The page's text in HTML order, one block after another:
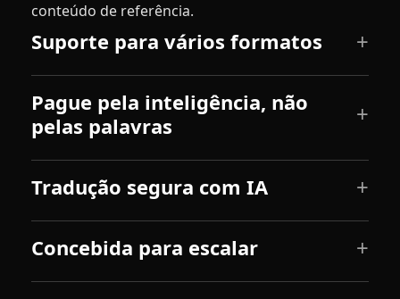
Instituições Públicas
Todos os setores
conteúdo de referência.
Suporte para vários formatos
Pague pela inteligência, não
pelas palavras
Tradução segura com IA
Concebida para escalar